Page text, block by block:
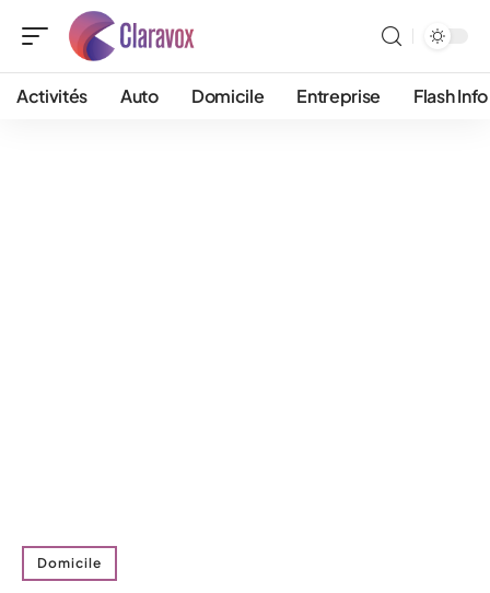
Activités Auto Domicile Entreprise Flash Info
Domicile